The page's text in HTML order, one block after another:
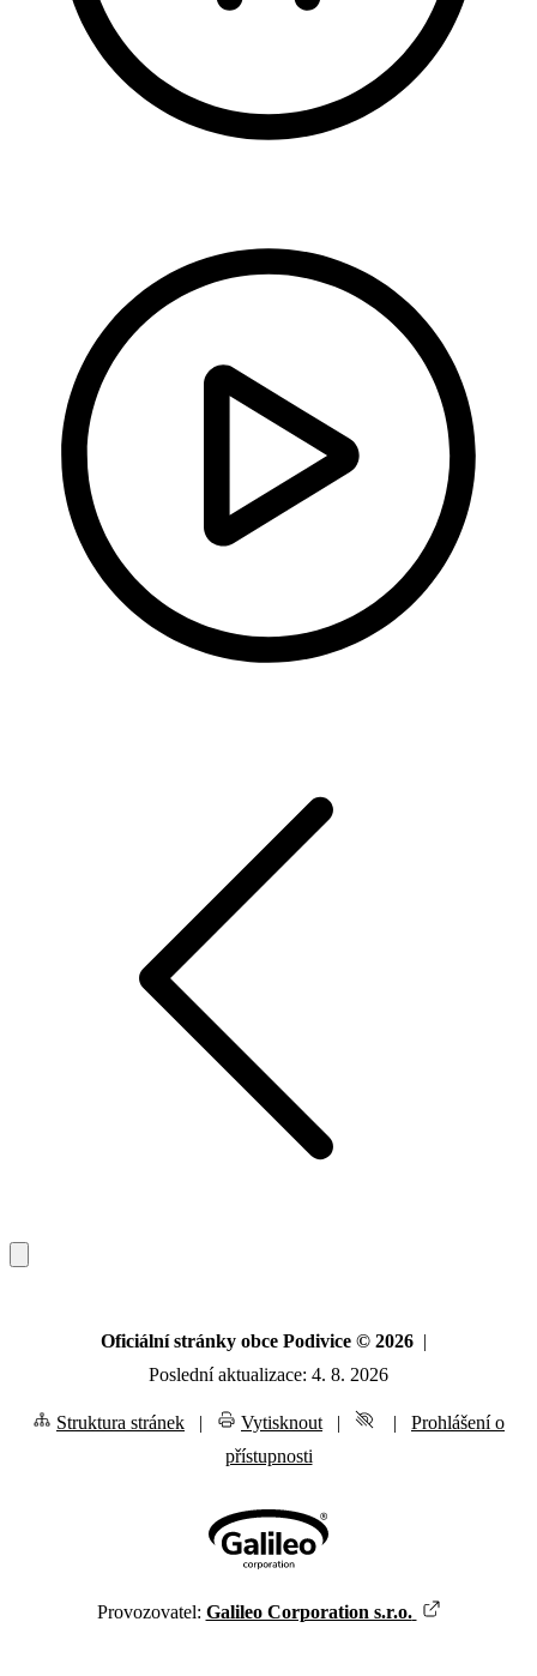
Oficiální stránky obce Podivice © 2026 |
Poslední aktualizace: 4. 8. 2026
Struktura stránek | Vytisknout | |
Prohlášení o
přístupnosti
Provozovatel: Galileo Corporation s.r.o.